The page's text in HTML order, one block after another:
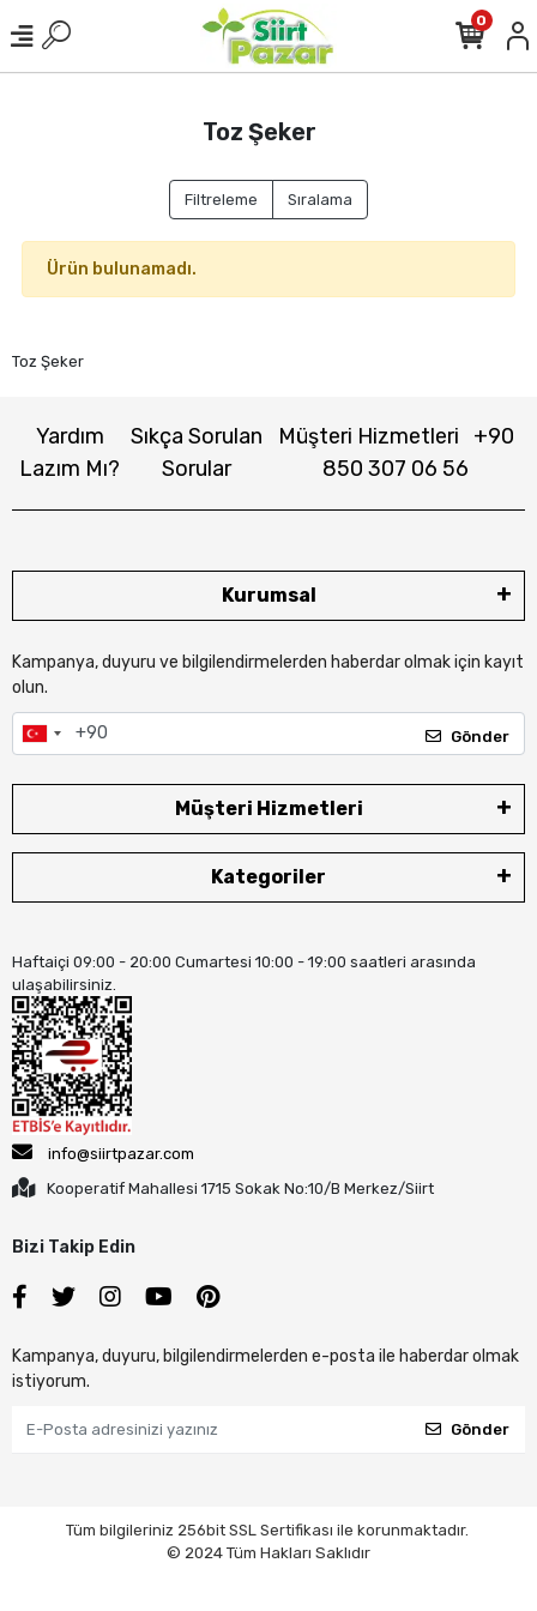
0
Toz Şeker
Filtreleme Sıralama
Ürün bulunamadı.
Toz Şeker
Yardım
Lazım Mı?
Sıkça Sorulan
Sorular
Müşteri Hizmetleri
+90
850 307 06 56
Kurumsal
Kampanya, duyuru ve bilgilendirmelerden haberdar olmak için kayıt
olun.
Gönder
Müşteri Hizmetleri
Kategoriler
Haftaiçi 09:00 - 20:00 Cumartesi 10:00 - 19:00 saatleri arasında
ulaşabilirsiniz.
info@siirtpazar.com
Kooperatif Mahallesi 1715 Sokak No:10/B Merkez/Siirt
Bizi Takip Edin
Kampanya, duyuru, bilgilendirmelerden e-posta ile haberdar olmak
istiyorum.
Gönder
Tüm bilgileriniz 256bit SSL Sertifikası ile korunmaktadır.
© 2024 Tüm Hakları Saklıdır